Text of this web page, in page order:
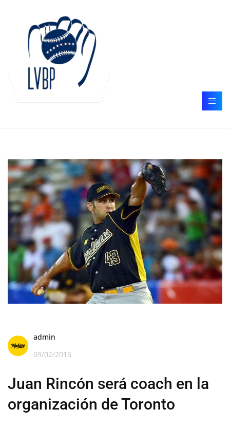
admin
09/02/2016
Juan Rincón será coach en la
organización de Toronto